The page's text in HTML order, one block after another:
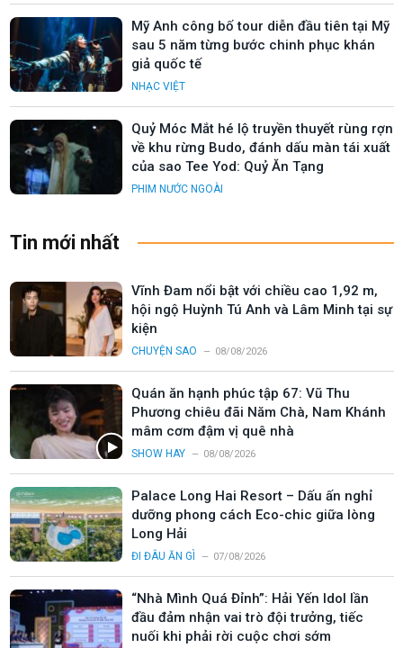
Mỹ Anh công bố tour diễn đầu tiên tại Mỹ
sau 5 năm từng bước chinh phục khán
giả quốc tế
NHẠC VIỆT
Quỷ Móc Mắt hé lộ truyền thuyết rùng rợn
về khu rừng Budo, đánh dấu màn tái xuất
của sao Tee Yod: Quỷ Ăn Tạng
PHIM NƯỚC NGOÀI
Tin mới nhất
Vĩnh Đam nổi bật với chiều cao 1,92 m,
hội ngộ Huỳnh Tú Anh và Lâm Minh tại sự
kiện
CHUYỆN SAO 08/08/2026
Quán ăn hạnh phúc tập 67: Vũ Thu
Phương chiêu đãi Năm Chà, Nam Khánh
mâm cơm đậm vị quê nhà
SHOW HAY 08/08/2026
Palace Long Hai Resort – Dấu ấn nghỉ
dưỡng phong cách Eco-chic giữa lòng
Long Hải
ĐI ĐÂU ĂN GÌ 07/08/2026
“Nhà Mình Quá Đỉnh”: Hải Yến Idol lần
đầu đảm nhận vai trò đội trưởng, tiếc
nuối khi phải rời cuộc chơi sớm